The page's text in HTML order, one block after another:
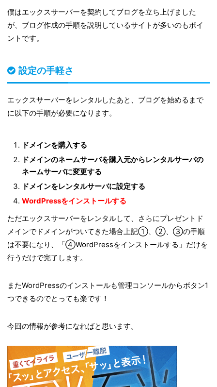
僕はエックスサーバーを契約してブログを立ち上げました
が、ブログ作成の手順を説明しているサイトが多いのもポイ
ントです。
設定の手軽さ
エックスサーバーをレンタルしたあと、ブログを始めるまで
に以下の手順が必要になります。
ドメインを購入する
ドメインのネームサーバを購入元からレンタルサーバの
ネームサーバに変更する
ドメインをレンタルサーバに設定する
WordPressをインストールする
ただエックスサーバーをレンタルして、さらにプレゼントド
メインでドメインがついてきた場合上記①、②、③の手順
は不要になり、「④WordPressをインストールする」だけを
行うだけで完了します。
またWordPressのインストールも管理コンソールからボタン1
つできるのでとっても楽です！
今回の情報が参考になればと思います。